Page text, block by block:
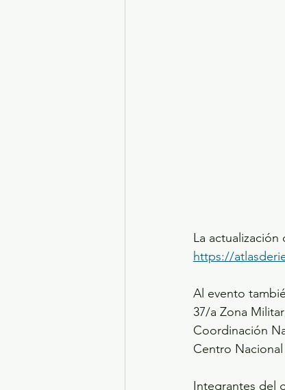
La actualización
https://
Al evento
37/a Zona
Coordinación
Centro Nacional
Integrantes del